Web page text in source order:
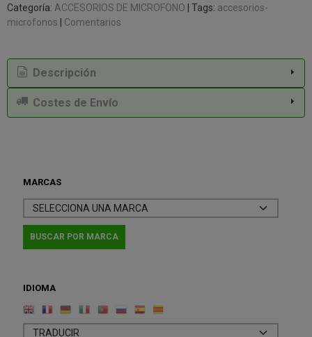
MARCAS
IDIOMA
Categoría: ACCESORIOS DE MICROFONO | Tags: accesorios-
microfonos | Comentarios
Descripción
Costes de Envío